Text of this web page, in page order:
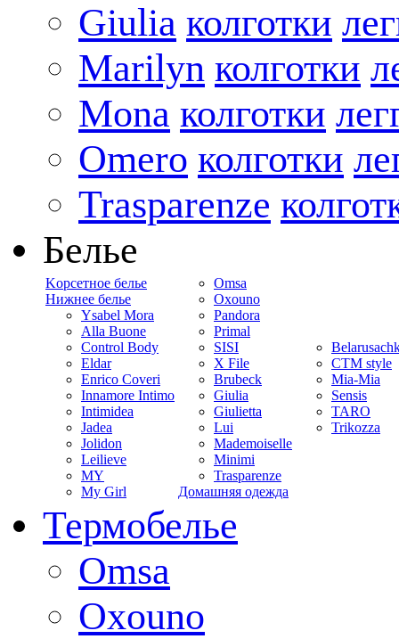
Giulia колготки
Marilyn колготки
Mona колготки
Omero колготки
Trasparenze
Белье
Kорсетное белье
Нижнее белье
Ysabel Mora
Alla Buone
Control Body
Eldar
Enrico Coveri
Innamore Intimo
Intimidea
Jadea
Jolidon
Leilieve
MY
My Girl
Omsa
Oxouno
Pandora
Primal
SISI
X File
Brubeck
Giulia
Giulietta
Lui
Mademoiselle
Minimi
Trasparenze
Домашняя одежда
CTM style
Mia-Mia
Sensis
TARO
Trikozza
Термобелье
Omsa
Oxouno